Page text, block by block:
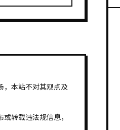
，本站不对其观点及
转载违法规信息，